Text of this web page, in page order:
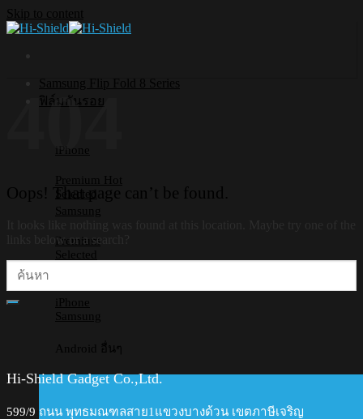
Skip to content
Samsung Flip Fold 8 Series
ฟิล์มกันรอย
iPhone
Premium
Selected
Samsung
Premium
Selected
iPhone
Samsung
Android อื่นๆ
404
Oops! That page can’t be found.
links below or a search?
Hi-Shield Gadget Co.,Ltd.
599/9 ถนน พุทธมณฑลสาย1แขวงบางด้วน เขตภาษีเจริญ